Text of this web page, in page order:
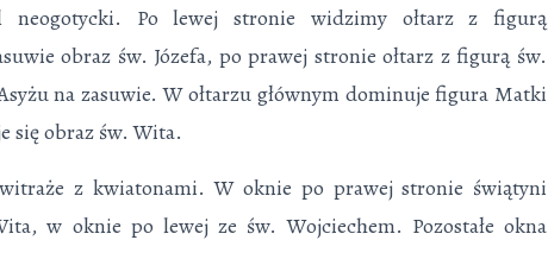
neogotycki. Po lewej stronie widzimy ołtarz z figurą
obraz św. Józefa, po prawej stro­nie ołtarz z figurą św.
na zasuwie. W ołtarzu głównym dominuje figura Matki
się obraz św. Wita.
z kwiatonami. W oknie po prawej stronie świątyni
w oknie po lewej ze św. Wojciechem. Pozostałe okna